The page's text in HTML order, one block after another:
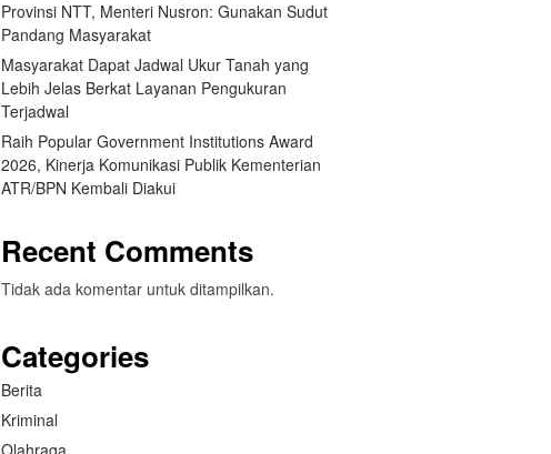
Provinsi NTT, Menteri Nusron: Gunakan Sudut
Pandang Masyarakat
Masyarakat Dapat Jadwal Ukur Tanah yang
Lebih Jelas Berkat Layanan Pengukuran
Terjadwal
Raih Popular Government Institutions Award
2026, Kinerja Komunikasi Publik Kementerian
ATR/BPN Kembali Diakui
Recent Comments
Tidak ada komentar untuk ditampilkan.
Categories
Berita
Kriminal
Olahraga